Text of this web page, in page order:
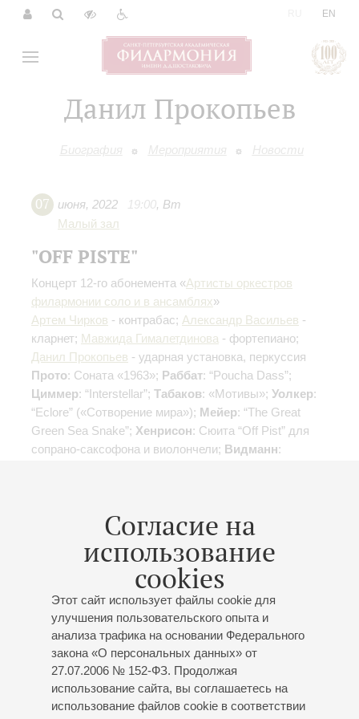
EN
Данил Прокопьев
Биография Мероприятия Новости
Согласие на
использование
cookies
Этот сайт использует файлы cookie для
улучшения пользовательского опыта и
анализа трафика на основании Федерального
закона «О персональных данных» от
27.07.2006 № 152-ФЗ. Продолжая
использование сайта, вы соглашаетесь на
использование файлов cookie в соответствии
07 июня, 2022 19:00, Вт
Малый зал
"OFF PISTE"
Концерт 12-го абонемента «Артисты оркестров
филармонии соло и в ансамблях»
Артем Чирков - контрабас; Александр Васильев -
кларнет; Мавжида Гималетдинова - фортепиано;
Данил Прокопьев - ударная установка, перкуссия
Прото: Соната «1963»; Раббат: “Poucha Dass”;
Циммер: “Interstellar”; Табаков: «Мотивы»; Уолкер:
“Eclore” («Сотворение мира»); Мейер: “The Great
Green Sea Snake”; Хенрисон: Сюита “Off Pist” для
сопрано-саксофона и виолончели; Видманн:
Вс
Сказки Чижика
Концерт 13-го абонемента «Сказка в музыке
Дневной абонемент для дошкольников и младших
школьников
«Чижик-джаз-трио»